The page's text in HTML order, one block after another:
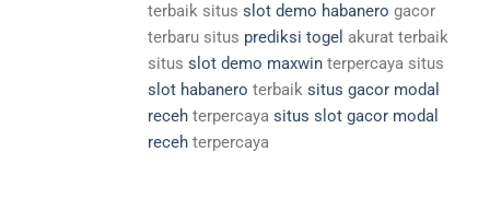
terbaik situs slot demo habanero gacor
terbaru situs prediksi togel akurat terbaik
situs slot demo maxwin terpercaya situs
slot habanero terbaik situs gacor modal
receh terpercaya situs slot gacor modal
receh terpercaya